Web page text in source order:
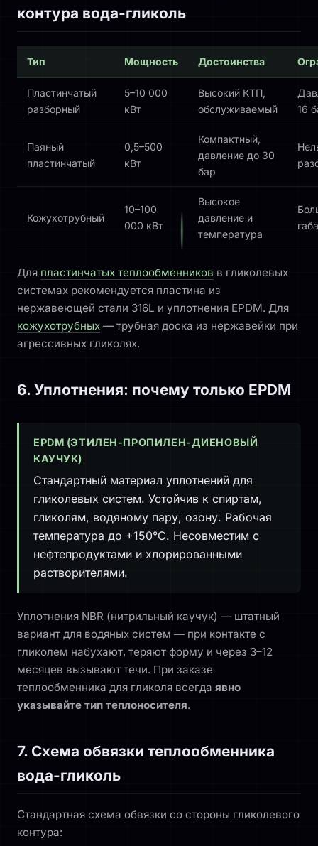
контура вода-гликоль
Тип Мощность Достоинства
Пластинчатый
разборный
5–10 000
кВт
Высокий КТП,
обслуживаемый
16
Паяный
пластинчатый
0,5–500
кВт
Компактный,
давление до 30
бар
Кожухотрубный
10–100
000 кВт
Высокое
давление и
температура
Для пластинчатых теплообменников в гликолевых
системах рекомендуется пластина из
нержавеющей стали 316L и уплотнения EPDM. Для
кожухотрубных — трубная доска из нержавейки при
агрессивных гликолях.
6. Уплотнения: почему только EPDM
EPDM (ЭТИЛЕН-ПРОПИЛЕН-ДИЕНОВЫЙ
КАУЧУК)
Стандартный материал уплотнений для
гликолевых систем. Устойчив к спиртам,
гликолям, водяному пару, озону. Рабочая
температура до +150°C. Несовместим с
нефтепродуктами и хлорированными
растворителями.
Уплотнения NBR (нитрильный каучук) — штатный
вариант для водяных систем — при контакте с
гликолем набухают, теряют форму и через 3–12
месяцев вызывают течи. При заказе
теплообменника для гликоля всегда явно
указывайте тип теплоносителя.
7. Схема обвязки теплообменника
вода-гликоль
Стандартная схема обвязки со стороны гликолевого
контура: